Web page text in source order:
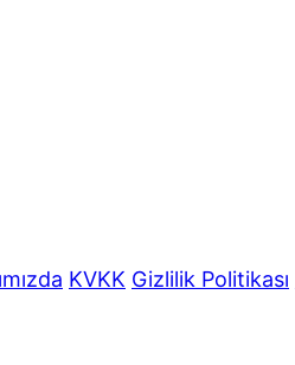
KVKK Gizlilik Politikası